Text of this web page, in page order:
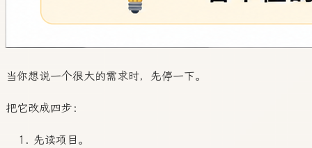
当你想说一个很大的需求时，先停一下。
把它改成四步：
先读项目。